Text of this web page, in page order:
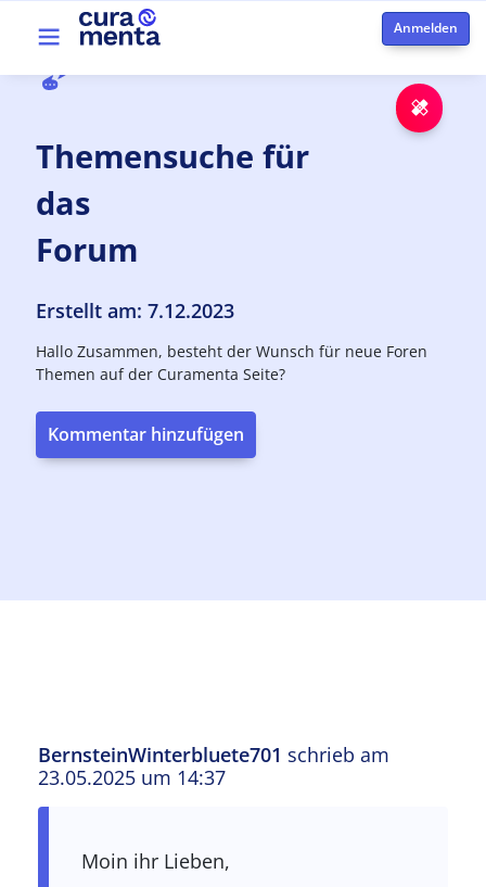
Direkt zum Inhalt
Top menu
Themensuchefür
das
Forum
Erstellt am: 7.12.2023
Hallo Zusammen, besteht der Wunsch für neue Foren
Themen auf der Curamenta Seite?
Kommentar hinzufügen
BernsteinWinterbluete701 schrieb am
23.05.2025 um 14:37
Moin ihr Lieben,